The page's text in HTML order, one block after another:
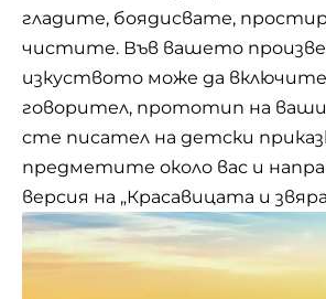
гладите, боядисвате,
чистите. Във вашето
изкуството може да включите
говорител, прототип на
сте писател на детски
предметите около вас и
версия на „Красавицата и